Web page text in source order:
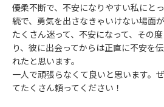
優柔不断で、不安になりやすい私にと
続で、勇気を出さなきゃいけない場面
たくさん迷って、不安になって、その
り、彼に出会ってからは正直に不安を
れたと思います。
一人で頑張らなくて良いと思います。
てたくさん頼ってください！